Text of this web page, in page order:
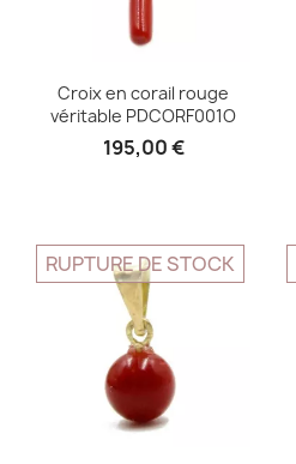
Croix en corail rouge
véritable PDCORF001O
195,00 €
RUPTURE DE STOCK